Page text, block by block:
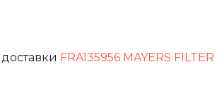
FRA135956 MAYERS FILTER